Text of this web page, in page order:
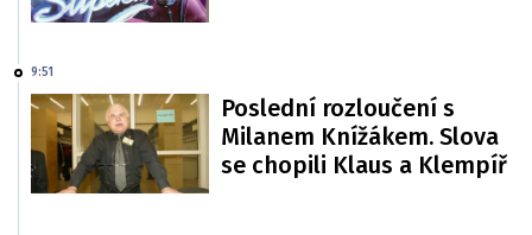
9:51
Poslední rozloučení s
Milanem Knížákem. Slova
se chopili Klaus a Klempíř